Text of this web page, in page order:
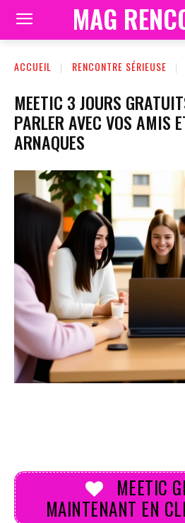
MAG
ACCUEIL RENCONTRE SÉRIEUSE
MEETIC 3 JOURS
PARLER AVEC VOS AMIS
ARNAQUES
MEETIC
MAINTENANT EN